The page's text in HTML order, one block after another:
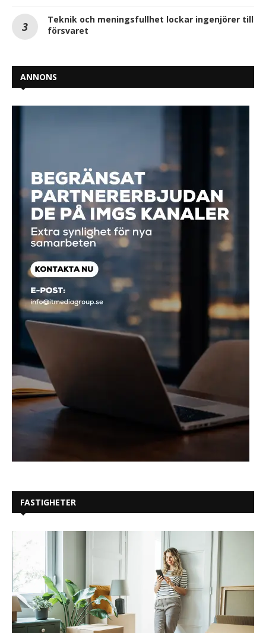
Teknik och meningsfullhet lockar ingenjörer till
försvaret
ANNONS
FASTIGHETER